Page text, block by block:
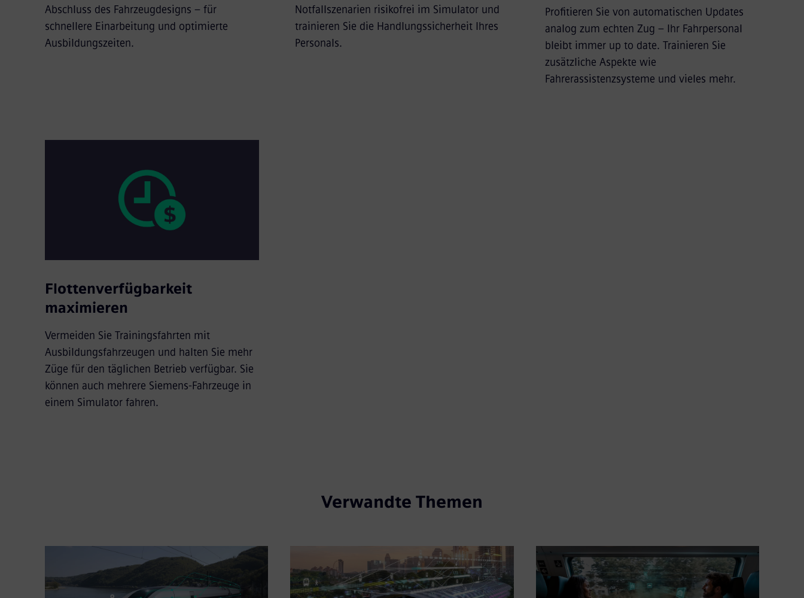
Abschluss des Fahrzeugdesigns – für
schnellere Einarbeitung und optimierte
Ausbildungszeiten.
Notfallszenarien risikofrei im Simulator und
trainieren Sie die Handlungssicherheit Ihres
Personals.
Profitieren Sie von automatischen Updates
analog zum echten Zug – Ihr Fahrpersonal
bleibt immer up to date. Trainieren Sie
zusätzliche Aspekte wie
Fahrerassistenzsysteme und vieles mehr.
Flottenverfügbarkeit
maximieren
Vermeiden Sie Trainingsfahrten mit
Ausbildungsfahrzeugen und halten Sie mehr
Züge für den täglichen Betrieb verfügbar. Sie
können auch mehrere Siemens-Fahrzeuge in
einem Simulator fahren.
Verwandte Themen